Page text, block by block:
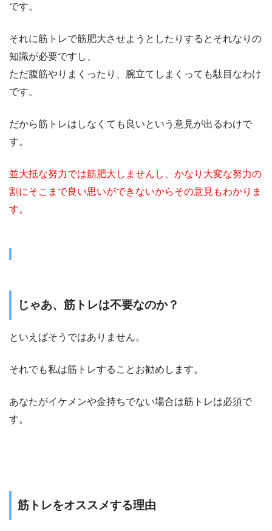
です。
それに筋トレで筋肥大させようとしたりするとそれなりの
知識が必要ですし、
ただ腹筋やりまくったり、腕立てしまくっても駄目なわけ
です。
だから筋トレはしなくても良いという意見が出るわけで
す。
並大抵な努力では筋肥大しませんし、かなり大変な努力の
割にそこまで良い思いができないからその意見もわかりま
す。
じゃあ、筋トレは不要なのか？
といえばそうではありません。
それでも私は筋トレすることお勧めします。
あなたがイケメンや金持ちでない場合は筋トレは必須で
す。
筋トレをオススメする理由